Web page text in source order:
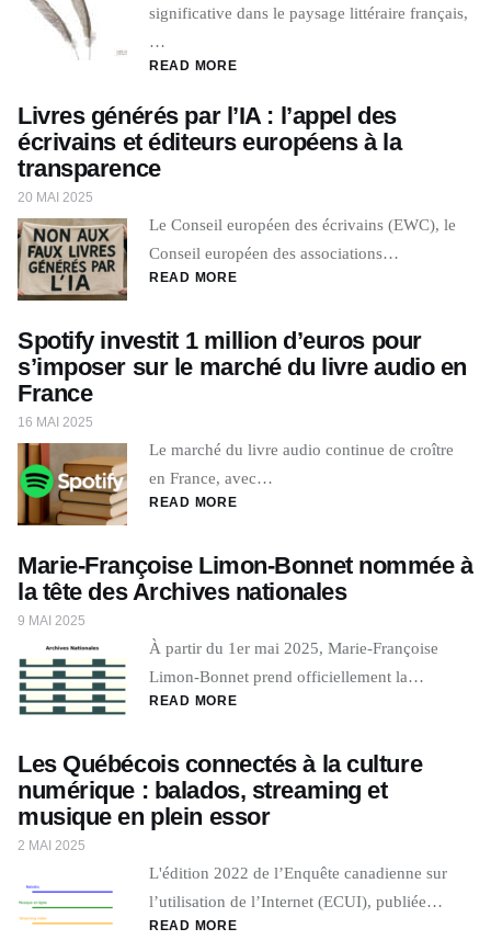
significative dans le paysage littéraire français,
…
READ MORE
Livres générés par l’IA : l’appel des
écrivains et éditeurs européens à la
transparence
20 MAI 2025
Le Conseil européen des écrivains (EWC), le
Conseil européen des associations…
READ MORE
Spotify investit 1 million d’euros pour
s’imposer sur le marché du livre audio en
France
16 MAI 2025
Le marché du livre audio continue de croître
en France, avec…
READ MORE
Marie-Françoise Limon-Bonnet nommée à
la tête des Archives nationales
9 MAI 2025
À partir du 1er mai 2025, Marie-Françoise
Limon-Bonnet prend officiellement la…
READ MORE
Les Québécois connectés à la culture
numérique : balados, streaming et
musique en plein essor
2 MAI 2025
L'édition 2022 de l’Enquête canadienne sur
l’utilisation de l’Internet (ECUI), publiée…
READ MORE